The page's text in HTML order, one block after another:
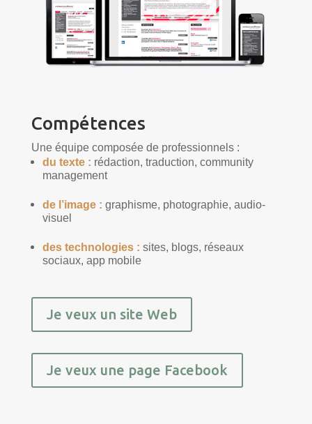
Compétences
Une équipe composée de professionnels :
du texte : rédaction, traduction, community
management
de l’image : graphisme, photographie, audio-
visuel
des technologies : sites, blogs, réseaux
sociaux, app mobile
Je veux un site Web
Je veux une page Facebook